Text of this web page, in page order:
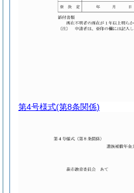
第4号様式(第8条関係)